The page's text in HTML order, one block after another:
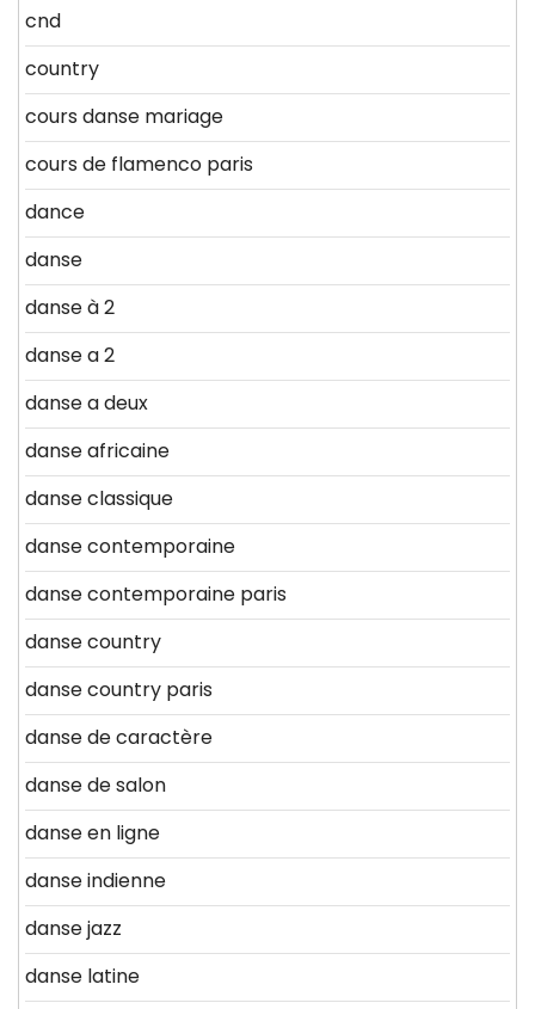
cnd
country
cours danse mariage
cours de flamenco paris
dance
danse
danse à 2
danse a 2
danse a deux
danse africaine
danse classique
danse contemporaine
danse contemporaine paris
danse country
danse country paris
danse de caractère
danse de salon
danse en ligne
danse indienne
danse jazz
danse latine